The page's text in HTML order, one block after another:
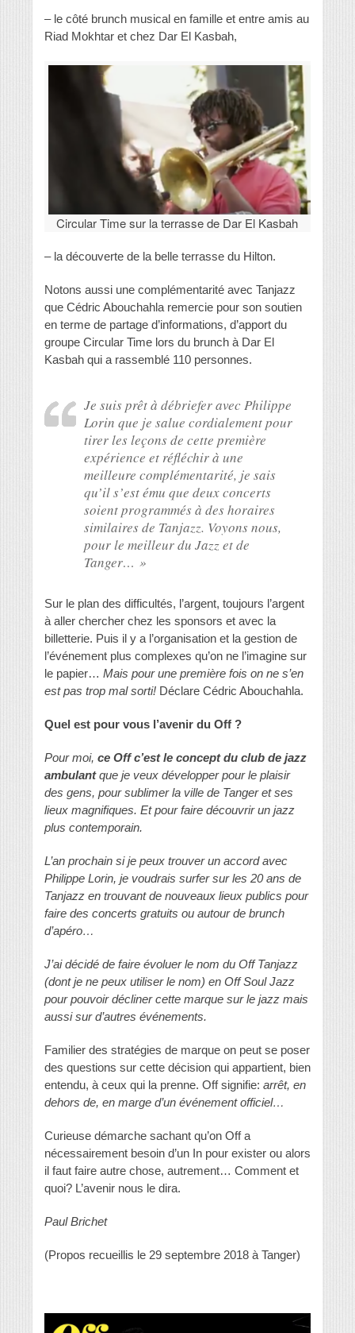
– le côté brunch musical en famille et entre amis au
Riad Mokhtar et chez Dar El Kasbah,
Circular Time sur la terrasse de Dar El Kasbah
– la découverte de la belle terrasse du Hilton.
Notons aussi une complémentarité avec Tanjazz
que Cédric Abouchahla remercie pour son soutien
en terme de partage d’informations, d’apport du
groupe Circular Time lors du brunch à Dar El
Kasbah qui a rassemblé 110 personnes.
Je suis prêt à débriefer avec Philippe
Lorin que je salue cordialement pour
tirer les leçons de cette première
expérience et réfléchir à une
meilleure complémentarité, je sais
qu’il s’est ému que deux concerts
soient programmés à des horaires
similaires de Tanjazz. Voyons nous,
pour le meilleur du Jazz et de
Tanger… »
Sur le plan des difficultés, l’argent, toujours l’argent
à aller chercher chez les sponsors et avec la
billetterie. Puis il y a l’organisation et la gestion de
l’événement plus complexes qu’on ne l’imagine sur
le papier… Mais pour une première fois on ne s’en
est pas trop mal sorti! Déclare Cédric Abouchahla.
Quel est pour vous l’avenir du Off ?
Pour moi, ce Off c’est le concept du club de jazz
ambulantque je veux développer pour le plaisir
des gens, pour sublimer la ville de Tanger et ses
lieux magnifiques. Et pour faire découvrir un jazz
plus contemporain.
L’an prochain si je peux trouver un accord avec
Philippe Lorin, je voudrais surfer sur les 20 ans de
Tanjazz en trouvant de nouveaux lieux publics pour
faire des concerts gratuits ou autour de brunch
d’apéro…
J’ai décidé de faire évoluer le nom du Off Tanjazz
(dont je ne peux utiliser le nom) en Off Soul Jazz
pour pouvoir décliner cette marque sur le jazz mais
aussi sur d’autres événements.
Familier des stratégies de marque on peut se poser
des questions sur cette décision qui appartient, bien
entendu, à ceux qui la prenne. Off signifie: arrêt, en
dehors de, en marge d’un événement officiel…
Curieuse démarche sachant qu’on Off a
nécessairement besoin d’un In pour exister ou alors
il faut faire autre chose, autrement… Comment et
quoi? L’avenir nous le dira.
Paul Brichet
(Propos recueillis le 29 septembre 2018 à Tanger)